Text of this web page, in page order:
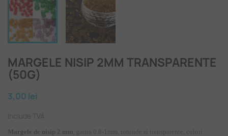
MARGELE NISIP 2MM TRANSPARENTE
(50G)
3,00 lei
Include TVA
Margele de nisip 2 mm , gaura 0.8-1mm, rotunde si transparente, culori